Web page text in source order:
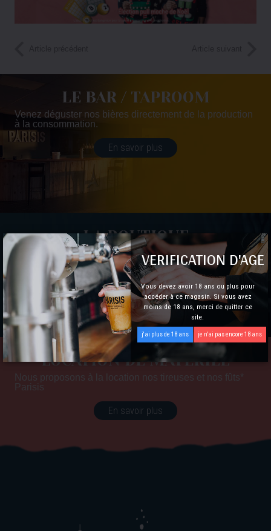
LE BAR / TAPROOM
Venez déguster nos bières directement de la production
à la consommation.
En savoir plus
LA BOUTIQUE
Tu fais partie du fan club Parisis alors vient directement
à la source et acheter tes précieux breuvages.
En savoir plus
LOCATION DE MATÉRIEL
Nous proposons à la location nos tireuses et nos fûts*
Parisis
En savoir plus
VERIFICATION D'AGE
Vous devez avoir 18 ans ou plus pour
accéder à ce magasin. Si vous avez
moins de 18 ans, merci de quitter ce
site.
j'ai plus de 18 ans je n'ai pas encore 18 ans